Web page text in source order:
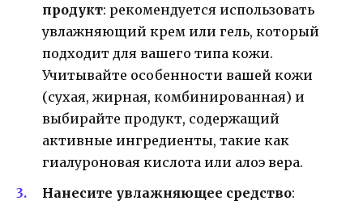
продукт: рекомендуется использовать
увлажняющий крем или гель, который
подходит для вашего типа кожи.
Учитывайте особенности вашей кожи
(сухая, жирная, комбинированная) и
выбирайте продукт, содержащий
активные ингредиенты, такие как
гиалуроновая кислота или алоэ вера.
Нанесите увлажняющее средство: